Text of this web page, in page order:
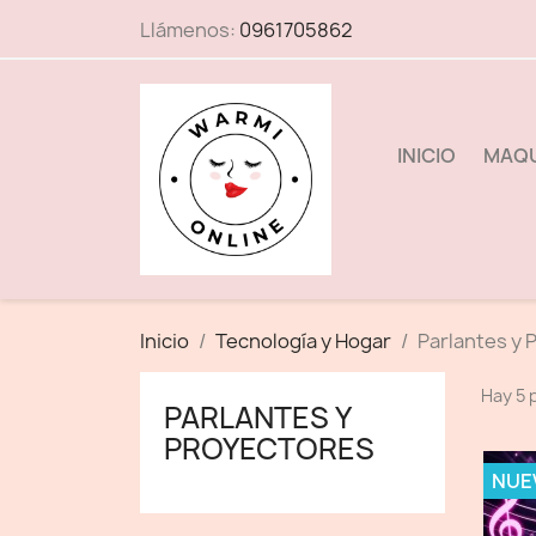
Llámenos: 0961705862
INICIO
Inicio Tecnología y Hogar Parlantes y
PARLANTES Y
PROYECTORES
Hay 5